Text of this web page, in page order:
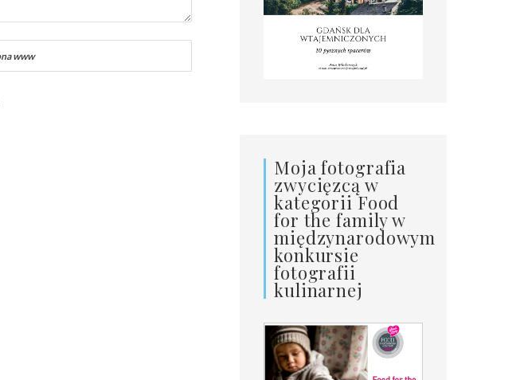
Moja fotografia
zwycięzcą w
kategorii Food
for the family w
międzynarodowym
konkursie
fotografii
kulinarnej